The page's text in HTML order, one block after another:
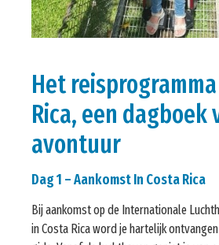
Het
Rica, een dagboek
avontuur
Dag 1 – Aankomst In Costa Rica
Bij aankomst op de Internationale
in Costa Rica word je hartelijk